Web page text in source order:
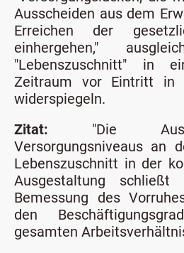
Ausscheiden aus dem
Erreichen der
einhergehen,"
"Lebenszuschnitt" in
Zeitraum vor Eintritt in
widerspiegeln.
Zitat: "Die
Versorgungsniveaus an
Lebenszuschnitt in der
Ausgestaltung
Bemessung des
den
gesamten